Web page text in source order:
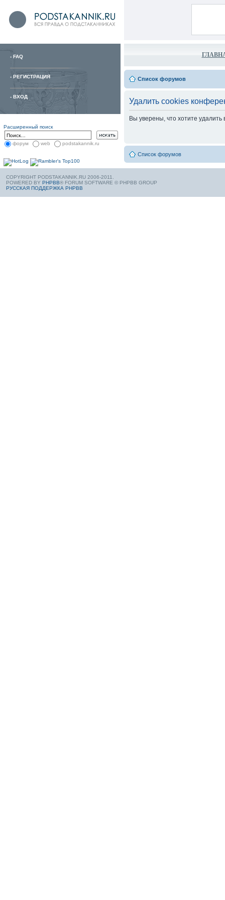
- FAQ
- РЕГИСТРАЦИЯ
- ВХОД
Расширенный поиск
форум web podstakannik.ru
Список форумов
Удалить cookies
Вы уверены, что хотите
Список форумов
COPYRIGHT PODSTAKANNIK.RU 2006-2011.
POWERED BY PHPBB® FORUM SOFTWARE © PHPBB GROUP
РУССКАЯ ПОДДЕРЖКА PHPBB